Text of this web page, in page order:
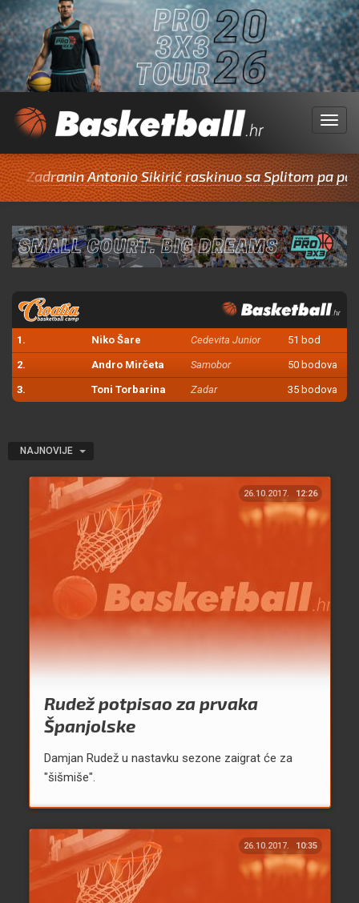
Menu
Antonio Sikirić raskinuo sa Splitom pa potpisao
1. Niko Šare Cedevita Junior 51 bod
2. Andro Mirčeta Samobor 50 bodova
3. Toni Torbarina Zadar 35 bodova
NAJNOVIJE
26.10.2017. 12:26
Rudež potpisao za prvaka
Španjolske
Damjan Rudež u nastavku sezone zaigrat će za
"šišmiše".
26.10.2017. 10:35